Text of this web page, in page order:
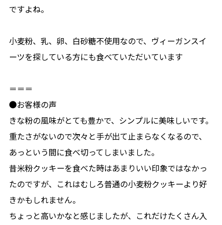
ですよね。
小麦粉、乳、卵、白砂糖不使用なので、ヴィーガンスイ
ーツを探している方にも食べていただいています
＝＝＝
●お客様の声
きな粉の風味がとても豊かで、シンプルに美味しいです。
重たさがないので次々と手が出て止まらなくなるので、
あっという間に食べ切ってしまいました。
昔米粉クッキーを食べた時はあまりいい印象ではなかっ
たのですが、これはむしろ普通の小麦粉クッキーより好
きかもしれません。
ちょっと高いかなと感じましたが、これだけたくさん入